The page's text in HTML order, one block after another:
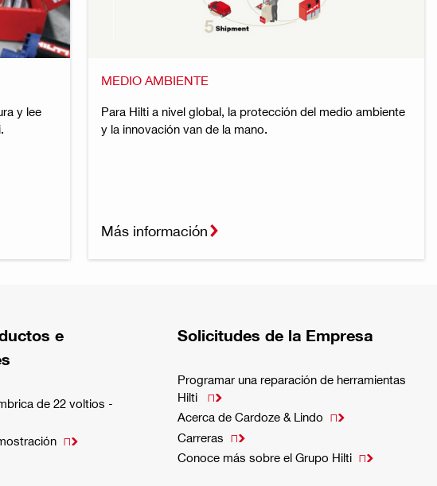
y lee
MEDIO AMBIENTE
Para Hilti a nivel global, la protección del medio ambiente
y la innovación van de la mano.
Más información
e
de 22 voltios -

Solicitudes de la Empresa
Programar una reparación de herramientas
Hilti

Acerca de Cardoze & Lindo 
Carreras 
Conoce más sobre el Grupo Hilti 